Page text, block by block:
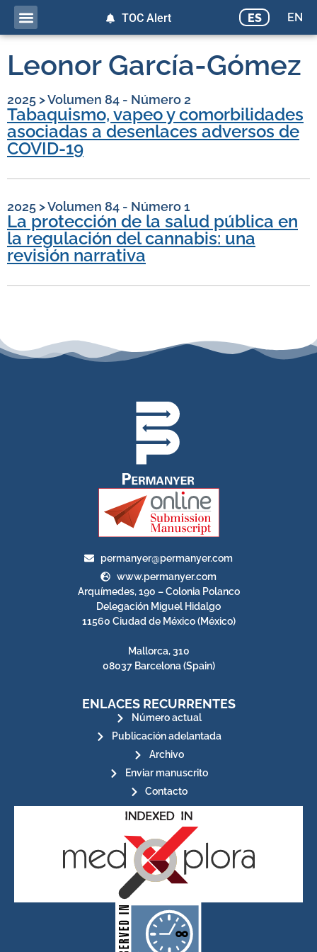
ES EN
TOC Alert
Leonor García-Gómez
2025 >Volumen 84 - Número 2
Tabaquismo, vapeo y comorbilidades
asociadas a desenlaces adversos de
COVID-19
2025 >Volumen 84 - Número 1
La protección de la salud pública en
la regulación del cannabis: una
revisión narrativa
permanyer@permanyer.com
www.permanyer.com
Arquímedes, 190 – Colonia Polanco
Delegación Miguel Hidalgo
11560 Ciudad de México (México)
Mallorca, 310
08037 Barcelona (Spain)
ENLACES RECURRENTES
Número actual
Publicación adelantada
Archivo
Enviar manuscrito
Contacto
ensures the long-term survival
of web-based scholary
publications, governed by and
for its stakeholders.